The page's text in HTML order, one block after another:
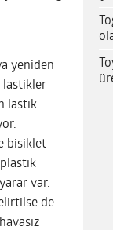
yeniden
lastikler
lastik
bisiklet
var.
de